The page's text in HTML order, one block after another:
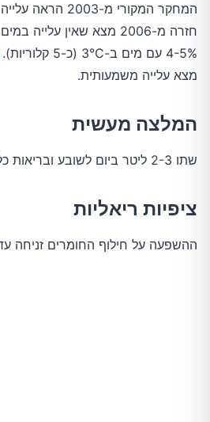
המחקר המקורי מ-2003 הראה עלייה של 30%, אך
חזרה מ-2006 מצא שאין
4-5% עם מים ב-3°C (כ-5 קלוריות).
מצא עלייה משמעותית.
המלצה מעשית
שתו 2-3 ליטר ביום לשובע ובריאות כללית, לא ל"תרמוגנזה".
ציפיות ריאליות
ההשפעה על חילוף החומרים זניחה